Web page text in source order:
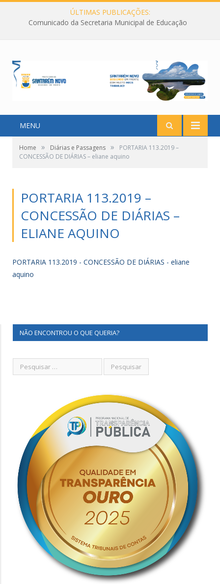
ÚLTIMAS PUBLICAÇÕES:
Comunicado da Secretaria Municipal de Educação
MENU
Home » Diárias e Passagens »
PORTARIA 113.2019 –
CONCESSÃO DE DIÁRIAS – eliane aquino
PORTARIA 113.2019 –
CONCESSÃO DE DIÁRIAS –
ELIANE AQUINO
PORTARIA 113.2019 - CONCESSÃO DE DIÁRIAS - eliane
aquino
NÃO ENCONTROU O QUE QUERIA?